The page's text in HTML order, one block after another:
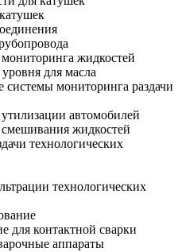
жидкостей
для масла
системы мониторинга раздачи
автомобилей
жидкостей
технологических
технологических
для контактной сварки
аппараты